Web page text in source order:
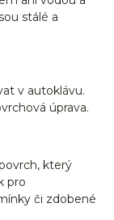
stálé a
v autoklávu.
úprava.
který
pro
či zdobené